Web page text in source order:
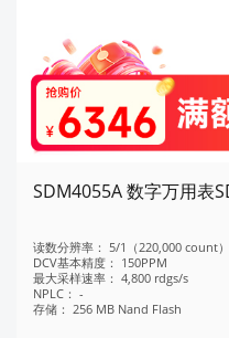
SDM4055A 数字万用表
读数分辨率： 5/1（220,000 count）
DCV基本精度： 150PPM
最大采样速率： 4,800 rdgs/s
NPLC： -
存储： 256 MB Nand Flash